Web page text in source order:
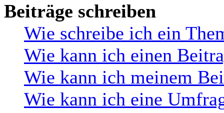
Beiträge schreiben
Wie schreibe ich ein
Wie kann ich einen
Wie kann ich meinem
Wie kann ich eine